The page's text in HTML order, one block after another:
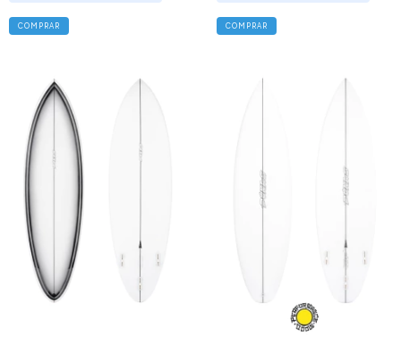
COMPRAR COMPRAR